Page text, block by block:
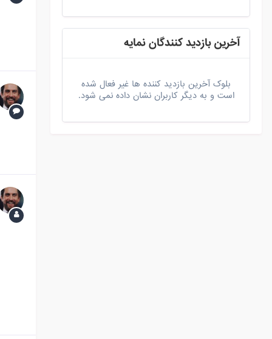
آخرین بازدید کنندگان نمایه
بلوک آخرین بازدید کننده ها غیر فعال شده
است و به دیگر کاربران نشان داده نمی شود.